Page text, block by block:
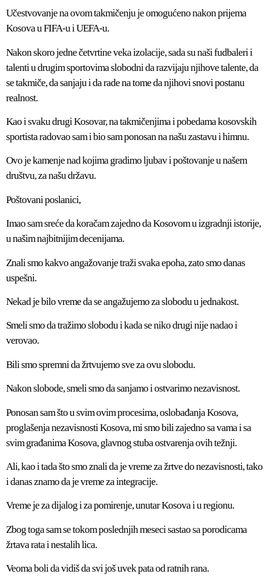
Učestvovanje na ovom takmičenju je omogućeno nakon prijema
Kosova u FIFA-u i UEFA-u.
Nakon skoro jedne četvrtine veka izolacije, sada su naši fudbaleri i
talenti u drugim sportovima slobodni da razvijaju njihove talente, da
se takmiče, da sanjaju i da rade na tome da njihovi snovi postanu
realnost.
Kao i svaku drugi Kosovar, na takmičenjima i pobedama kosovskih
sportista radovao sam i bio sam ponosan na našu zastavu i himnu.
Ovo je kamenje nad kojima gradimo ljubav i poštovanje u našem
društvu, za našu državu.
Poštovani poslanici,
Imao sam sreće da koračam zajedno da Kosovom u izgradnji istorije,
u našim najbitnijim decenijama.
Znali smo kakvo angažovanje traži svaka epoha, zato smo danas
uspešni.
Nekad je bilo vreme da se angažujemo za slobodu u jednakost.
Smeli smo da tražimo slobodu i kada se niko drugi nije nadao i
verovao.
Bili smo spremni da žrtvujemo sve za ovu slobodu.
Nakon slobode, smeli smo da sanjamo i ostvarimo nezavisnost.
Ponosan sam što u svim ovim procesima, oslobađanja Kosova,
proglašenja nezavisnosti Kosova, mi smo bili zajedno sa vama i sa
svim građanima Kosova, glavnog stuba ostvarenja ovih težnji.
Ali, kao i tada što smo znali da je vreme za žrtve do nezavisnosti, tako
i danas znamo da je vreme za integracije.
Vreme je za dijalog i za pomirenje, unutar Kosova i u regionu.
Zbog toga sam se tokom poslednjih meseci sastao sa porodicama
žrtava rata i nestalih lica.
Veoma boli da vidiš da svi još uvek pata od ratnih rana.